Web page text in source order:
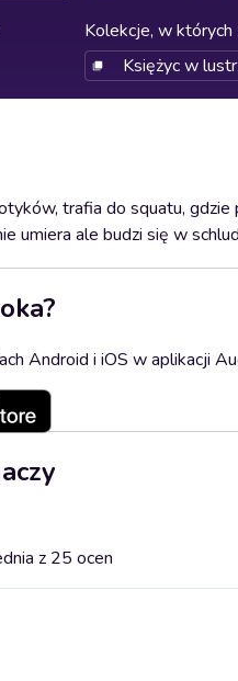
Kolekcje, w
Księżyc w
trafia do squatu,
umiera ale budzi się w
Android i iOS w aplikacji
z 25 ocen